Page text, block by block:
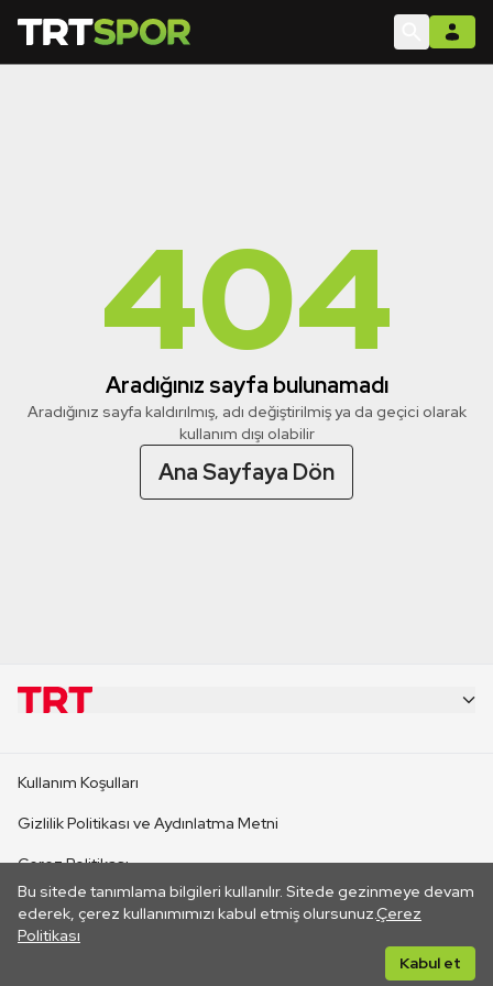
404
Aradığınız sayfa bulunamadı
Aradığınız sayfa kaldırılmış, adı değiştirilmiş ya da geçici olarak
kullanım dışı olabilir
Ana Sayfaya Dön
Bu sitede tanımlama bilgileri kullanılır. Sitede gezinmeye devam
ederek, çerez kullanımımızı kabul etmiş olursunuz.Çerez
Politikası
Kabul et
CANLI YAYINLAR
Kullanım Koşulları
Gizlilik Politikası ve Aydınlatma Metni
Çerez Politikası
İletişim
Her hakkı saklıdır. ©2026 TRT. Bağlantı yoluyla gidilen dış